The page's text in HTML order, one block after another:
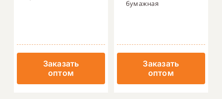
Заказать
оптом
бумажная
Заказать
оптом